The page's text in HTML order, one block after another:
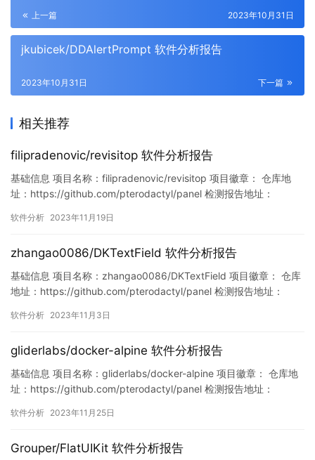
上一篇 2023年10月31日
jkubicek/DDAlertPrompt 软件分析报告
下一篇
2023年10月31日
相关推荐
filipradenovic/revisitop 软件分析报告
基础信息 项目名称：filipradenovic/revisitop 项目徽章： 仓库地
址：https://github.com/pterodactyl/panel 检测报告地址：
46304/1726166582868533248 此报告由Murph…
软件分析 2023年11月19日
zhangao0086/DKTextField 软件分析报告
基础信息 项目名称：zhangao0086/DKTextField 项目徽章： 仓库
地址：https://github.com/pterodactyl/panel 检测报告地址：
74336/1720368087498657792 此报告由Murphy…
软件分析 2023年11月3日
gliderlabs/docker-alpine 软件分析报告
基础信息 项目名称：gliderlabs/docker-alpine 项目徽章： 仓库地
址：https://github.com/pterodactyl/panel 检测报告地址：
7648/1728205224908115968 此报告由Murph…
软件分析 2023年11月25日
Grouper/FlatUIKit 软件分析报告